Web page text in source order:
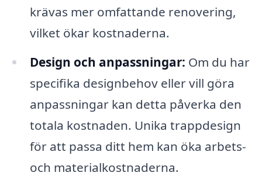
krävas mer omfattande renovering,
vilket ökar kostnaderna.
Design och anpassningar: Om du har
specifika designbehov eller vill göra
anpassningar kan detta påverka den
totala kostnaden. Unika trappdesign
för att passa ditt hem kan öka arbets-
och materialkostnaderna.